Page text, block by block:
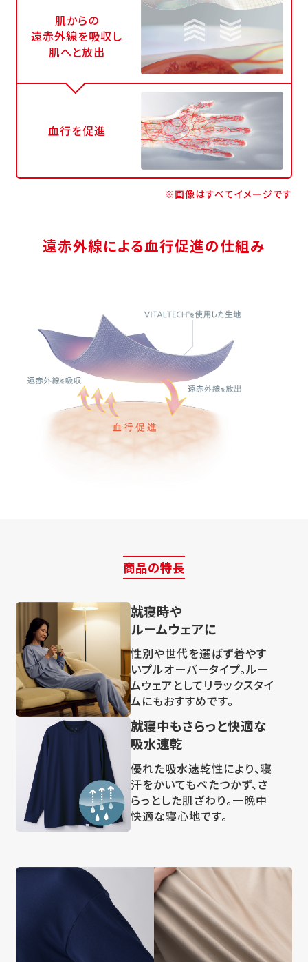
肌からの
遠赤外線を吸収し
肌へと放出
血行を促進
※画像はすべてイメージです
遠赤外線による血行促進の仕組み
商品の特長
就寝時や
ルームウェアに
性別や世代を選ばず着やす
いプルオーバータイプ。ルー
ムウェアとしてリラックスタイ
ムにもおすすめです。
就寝中もさらっと快適な
吸水速乾
優れた吸水速乾性により、寝
汗をかいてもべたつかず、さ
らっとした肌ざわり。一晩中
快適な寝心地です。